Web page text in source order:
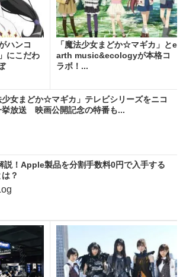
ハンコ
にこだわ
「魔法少女まどか☆マギカ」とe
arth music&ecologyが本格コ
ラボ！...
少女まどか☆マギカ」テレビシリーズをニコ
挙放送 映画公開記念の特番も...
説！Apple製品を分割手数料0円で入手する
？